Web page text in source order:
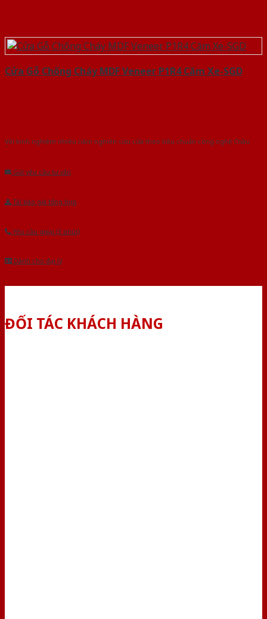
Cửa Gỗ Chống Cháy MDF Veneer P1R4 Căm Xe-SGD
Với kinh nghiệm nhiêu năm nghiên cứu cửa theo tiêu chuẩn công nghệ Châu
Gửi yêu cầu tư vấn
Tải báo giá tổng hợp
Yêu cầu gọi lại (3 phút)
Dành cho đại lý
ĐỐI TÁC KHÁCH HÀNG